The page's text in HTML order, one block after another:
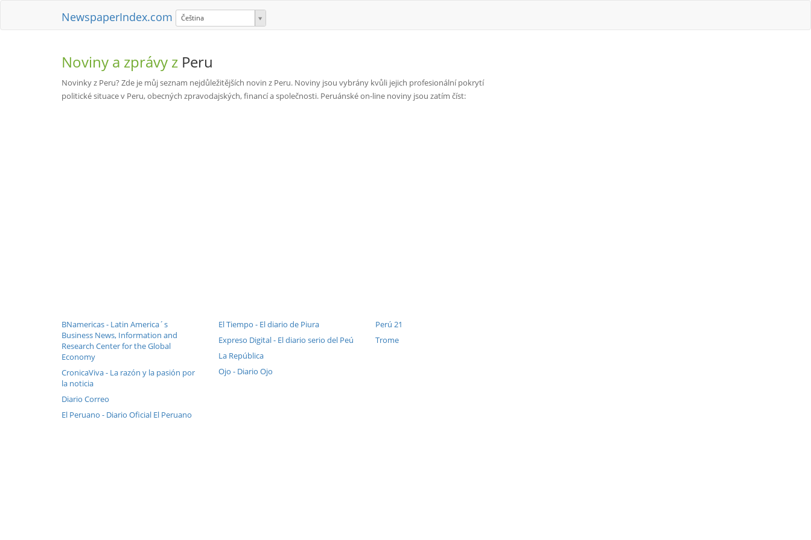
NewspaperIndex.com Čeština
Noviny a zprávy z Peru
Novinky z Peru? Zde je můj seznam nejdůležitějších novin z Peru. Noviny jsou vybrány kvůli jejich profesionální pokrytí
politické situace v Peru, obecných zpravodajských, financí a společnosti. Peruánské on-line noviny jsou zatím číst:
BNamericas - Latin America´s
Business News, Information and
Research Center for the Global
Economy
CronicaViva - La razón y la pasión por
la noticia
Diario Correo
El Peruano - Diario Oficial El Peruano
El Tiempo - El diario de Piura
Expreso Digital - El diario serio del Peú
La República
Ojo - Diario Ojo
Perú 21
Trome